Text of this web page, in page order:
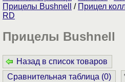
Прицелы Bushnell
/ Прицел
RD
Прицелы Bushnell
Назад в список товаров
Сравнительная таблица (0)